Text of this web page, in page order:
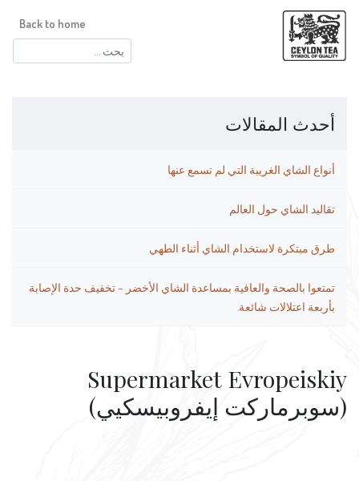
البحث
عن:
Back to home
أحدث المقالات
أنواع الشاي الغريبة التي لم تسمع عنها
تقاليد الشاي حول العالم
طرق مبتكرة لاستخدام الشاي أثناء الطهي
تمتعوا بالصحة والعافية بمساعدة الشاي الأخضر – تخفيف حدة الإصابة
بأربعة اعتلالات شائعة.
Supermarket Evropeiskiy
(سوبرماركت إيفروبيسكيي)